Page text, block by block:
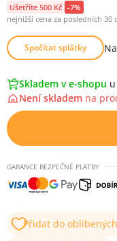
Ušetříte 500 Kč -7%
nejnižší cena za posledních 30
Spočítat splátky
Skladem v e-shopu
Není skladem na
GARANCE BEZPEČNÉ PLATBY
Přidat do oblíbených